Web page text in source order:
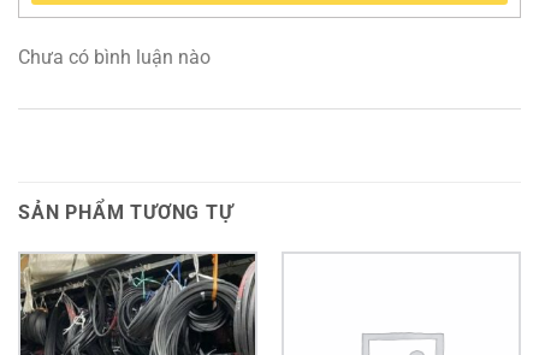
Chưa có bình luận nào
SẢN PHẨM TƯƠNG TỰ